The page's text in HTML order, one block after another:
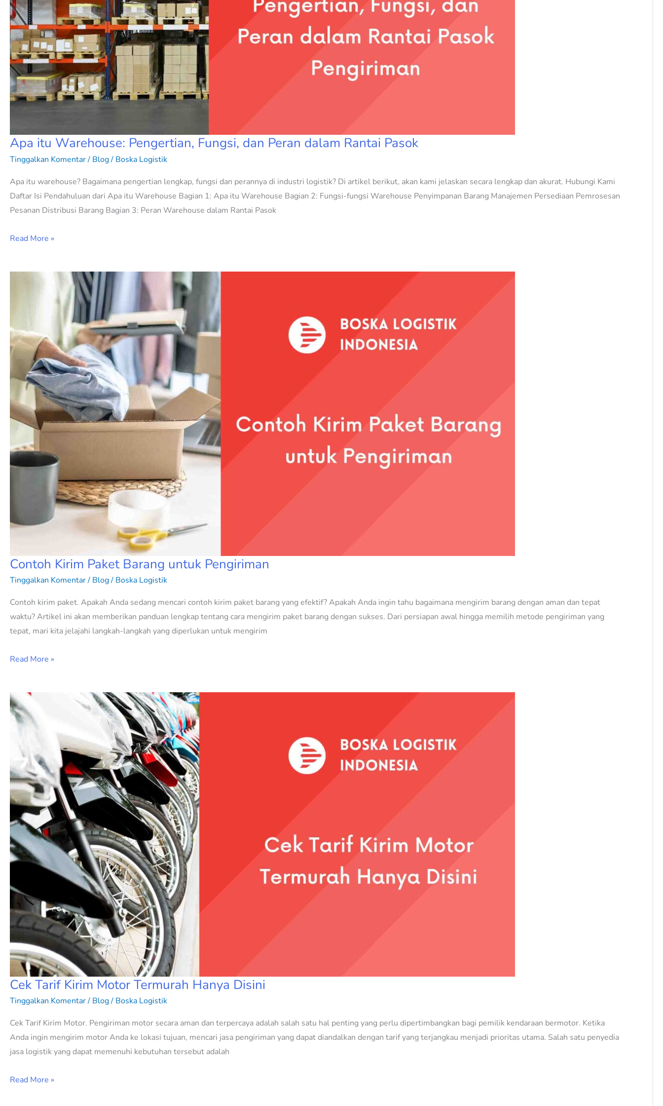
Apa itu Warehouse: Pengertian, Fungsi, dan Peran dalam Rantai Pasok
Tinggalkan Komentar/ Blog/ Boska Logistik
Apa itu warehouse? Bagaimana pengertian lengkap, fungsi dan perannya di industri logistik? Di artikel berikut, akan kami jelaskan secara lengkap dan akurat. Hubungi Kami
Daftar Isi Pendahuluan dari Apa itu Warehouse Bagian 1: Apa itu Warehouse Bagian 2: Fungsi-fungsi Warehouse Penyimpanan Barang Manajemen Persediaan Pemrosesan
Pesanan Distribusi Barang Bagian 3: Peran Warehouse dalam Rantai Pasok
Read More »
Contoh Kirim Paket Barang untuk Pengiriman
Tinggalkan Komentar/ Blog/ Boska Logistik
Contoh kirim paket. Apakah Anda sedang mencari contoh kirim paket barang yang efektif? Apakah Anda ingin tahu bagaimana mengirim barang dengan aman dan tepat
waktu? Artikel ini akan memberikan panduan lengkap tentang cara mengirim paket barang dengan sukses. Dari persiapan awal hingga memilih metode pengiriman yang
tepat, mari kita jelajahi langkah-langkah yang diperlukan untuk mengirim
untuk
Pengiriman
Read More »
Cek Tarif Kirim Motor Termurah Hanya Disini
Tinggalkan Komentar/ Blog/ Boska Logistik
Cek Tarif Kirim Motor. Pengiriman motor secara aman dan terpercaya adalah salah satu hal penting yang perlu dipertimbangkan bagi pemilik kendaraan bermotor. Ketika
Anda ingin mengirim motor Anda ke lokasi tujuan, mencari jasa pengiriman yang dapat diandalkan dengan tarif yang terjangkau menjadi prioritas utama. Salah satu penyedia
jasa logistik yang dapat memenuhi kebutuhan tersebut adalah
Cek
Tarif
Kirim
Termurah
Hanya
Disini
Read More »